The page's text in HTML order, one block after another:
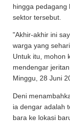
hingga pedagang
sektor tersebut.
"Akhir-akhir ini
warga yang
Untuk itu, mohon
mendengar
Minggu, 28 Juni
Deni
ia dengar adalah
bara ke lokasi